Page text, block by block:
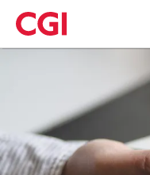
Skip
to
main